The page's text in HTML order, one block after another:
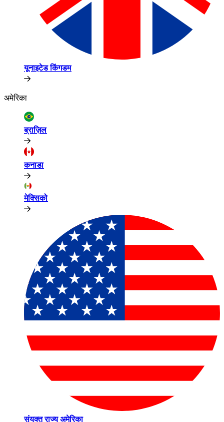
यूनाइटेड किंगडम​​
अमेरिका​​
ब्राज़िल​​
कनाडा​​
मेक्सिको​​
संयुक्त राज्य अमेरिका​​